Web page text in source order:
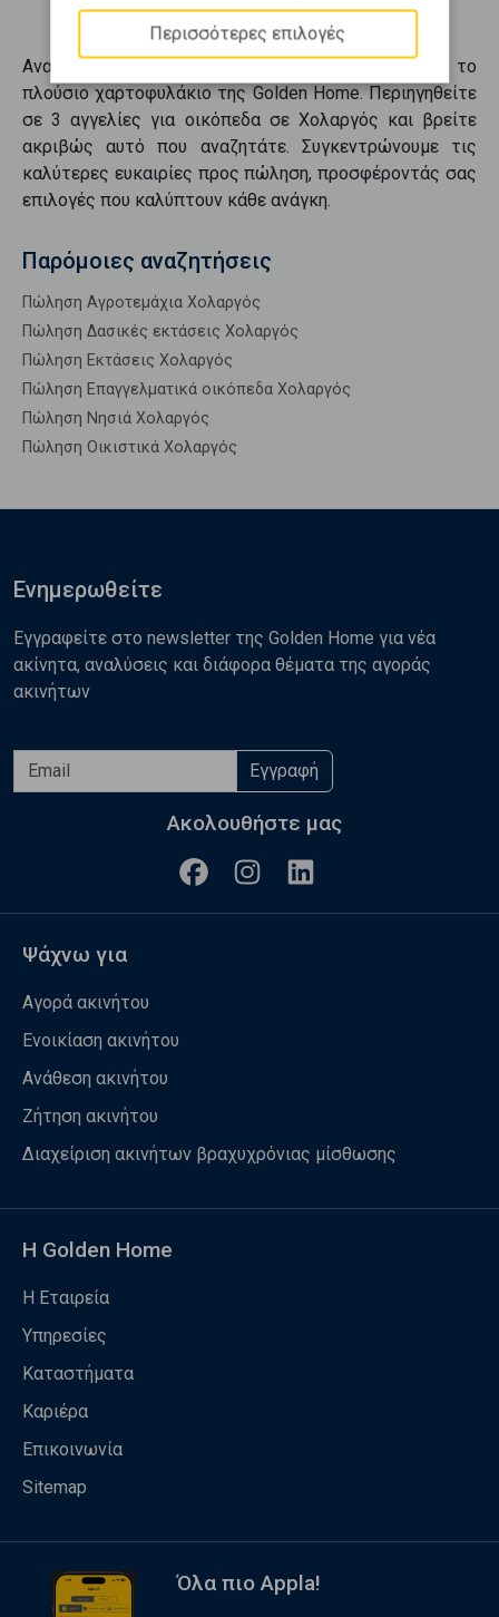
ΑνακαλύψτεοικόπεδασεΧολαργόςμέσα από το
πλούσιο χαρτοφυλάκιο της Golden Home. Περιηγηθείτε
σε3 αγγελίες για οικόπεδασε Χολαργός και βρείτε
ακριβώς αυτό που αναζητάτε. Συγκεντρώνουμε τις
καλύτερες ευκαιρίες προςπώληση, προσφέροντάς σας
επιλογές που καλύπτουν κάθε ανάγκη.
Παρόμοιες αναζητήσεις
Πώληση Αγροτεμάχια Χολαργός
Πώληση Δασικές εκτάσεις Χολαργός
Πώληση Εκτάσεις Χολαργός
Πώληση Επαγγελματικά οικόπεδα Χολαργός
Πώληση Νησιά Χολαργός
Πώληση Οικιστικά Χολαργός
Περισσότερες επιλογές
Ενημερωθείτε
Εγγραφείτε στο newsletter της Golden Home για νέα
ακίνητα, αναλύσεις και διάφορα θέματα της αγοράς
ακινήτων
Εγγραφή
Ακολουθήστε μας
Ψάχνω για
Αγορά ακινήτου
Ενοικίαση ακινήτου
Ανάθεση ακινήτου
Ζήτηση ακινήτου
Διαχείριση ακινήτων βραχυχρόνιας μίσθωσης
Η Golden Home
Η Εταιρεία
Υπηρεσίες
Καταστήματα
Καριέρα
Επικοινωνία
Sitemap
Όλα πιο Appla!